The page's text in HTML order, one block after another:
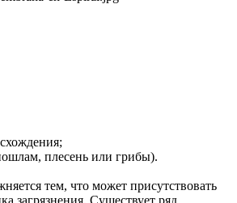
плесень или грибы).
тем, что может присутствовать
загрязнения. Существует ряд